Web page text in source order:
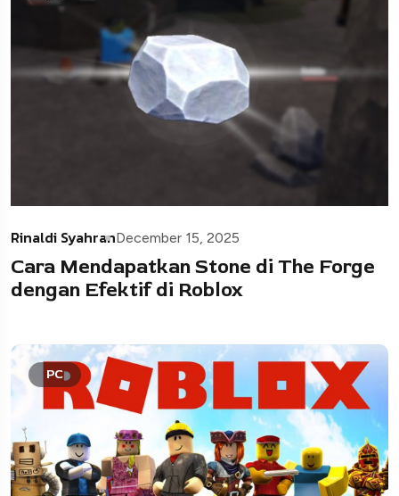
Rinaldi SyahranDecember 15, 2025
Cara Mendapatkan Stone di The Forge
dengan Efektif di Roblox
PC